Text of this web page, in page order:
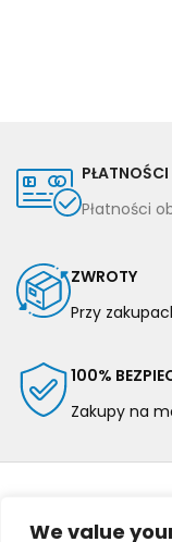
We value
PŁATNOŚCI
Płatności
ZWROTY
Przy
100%
Zakupy na